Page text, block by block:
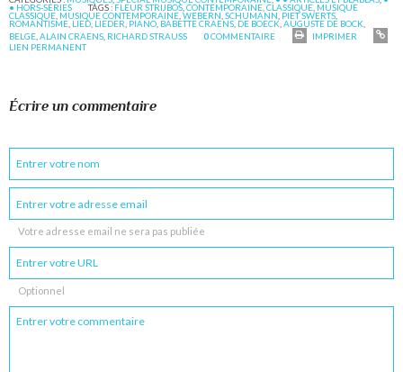
• HORS-SÉRIES TAGS : FLEUR STRIJBOS ,CONTEMPORAINE ,CLASSIQUE MUSIQUE
CLASSIQUE MUSIQUE CONTEMPORAINE ,WEBERN ,SCHUMANN PIET SWERTS
ROMANTISME LIED LIEDER PIANO BABETTE CRAENS DE BOECK ,AUGUSTE DE BOCK
BELGE ,ALAIN CRAENS RICHARD STRAUSS 0COMMENTAIRE
IMPRIMER
LIEN PERMANENT
Écrire un commentaire
Votre adresse email ne sera pas publiée
Optionnel